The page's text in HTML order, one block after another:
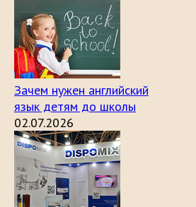
Зачем нужен английский
язык детям до школы
02.07.2026